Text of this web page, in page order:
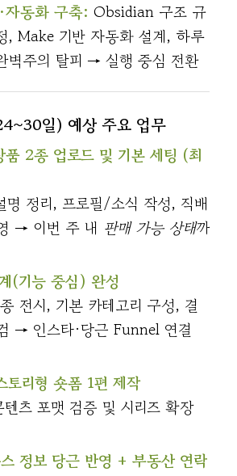
자동화 구축: Obsidian 구조 규
, Make 기반 자동화 설계, 하루
벽주의 탈피 → 실행 중심 전환
일) 예상 주요 업무
품 2종 업로드 및 기본 세팅 (최
명 정리, 프로필/소식 작성, 직배
→ 이번 주 내 판매 가능 상태까
(기능 중심) 완성
전시, 기본 카테고리 구성, 결
→ 인스타·당근 Funnel 연결
리형 숏폼 1편 제작
텐츠 포맷 검증 및 시리즈 확장
정보 당근 반영 + 부동산 연락